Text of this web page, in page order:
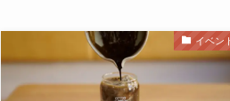
イベン